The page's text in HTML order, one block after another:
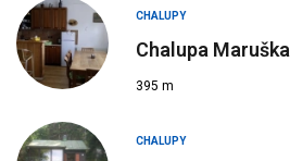
CHALUPY
Chalupa Maruška
395 m
CHALUPY